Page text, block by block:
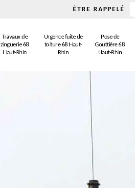
ÊTRE RAPPELÉ
Travaux de
zinguerie 68
Haut-Rhin
Urgence fuite de
toiture 68 Haut-
Rhin
Pose de
Gouttière 68
Haut-Rhin